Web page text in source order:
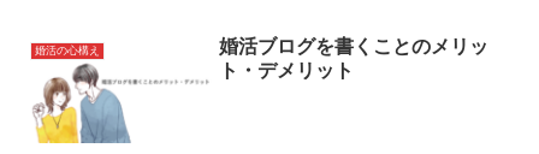
婚活の心構え
婚活ブログを書くことのメリッ
ト・デメリット